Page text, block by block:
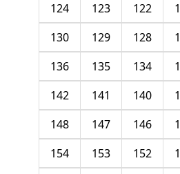
122
123
124
128
129
130
134
135
136
140
141
142
146
147
148
152
153
154